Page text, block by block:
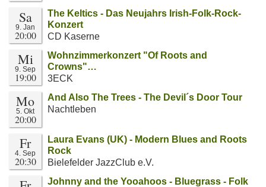
Sa
9. Jan
20:00
The Keltics - Das Neujahrs Irish-Folk-Rock-
Konzert
CD Kaserne
Mi
9. Sep
19:00
Wohnzimmerkonzert "Of Roots and
Crowns"…
3ECK
Mo
5. Okt
20:00
And Also The Trees - The Devil´s Door Tour
Nachtleben
Fr
4. Sep
20:30
Laura Evans (UK) - Modern Blues and Roots
Rock
Bielefelder JazzClub e.V.
Johnny and the Yooahoos - Bluegrass - Folk